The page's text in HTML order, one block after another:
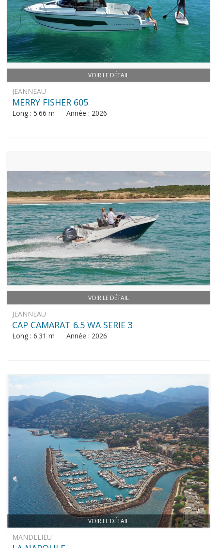
VOIR LE DÉTAIL
JEANNEAU
MERRY FISHER 605
Long : 5.66 m Année : 2026
VOIR LE DÉTAIL
JEANNEAU
CAP CAMARAT 6.5 WA SERIE 3
Long : 6.31 m Année : 2026
VOIR LE DÉTAIL
MANDELIEU